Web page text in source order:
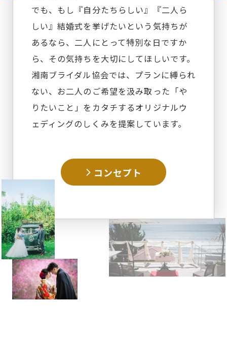
でも、もし『自分たちらしい』『二人ら
しい』結婚式を挙げたいという気持ちが
あるなら、二人にとって特別な日ですか
ら、その気持ちを大切にしてほしいです。
湘南ブライダル協会では、プランに縛られ
ない、お二人のご希望を汲み取った「や
りたいこと」をカタチするオリジナルウ
ェディングのしくみを提案しています。
コンセプト